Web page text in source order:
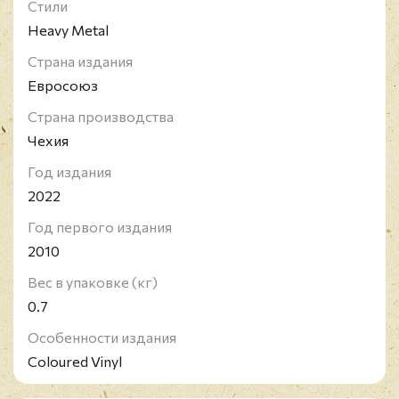
Стили
Heavy Metal
Страна издания
Евросоюз
Страна производства
Чехия
Год издания
2022
Год первого издания
2010
Вес в упаковке (кг)
0.7
Особенности издания
Coloured Vinyl